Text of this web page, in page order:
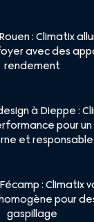
: Climatix
avec des
rendement
à Dieppe :
pour
et responsable
: Climatix
pour
gaspillage